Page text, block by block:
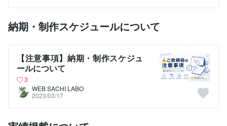
納期・制作スケジュールについて
【注意事項】納期・制作スケジュ
ールについて
3
WEB SACHI LABO
2023/03/17